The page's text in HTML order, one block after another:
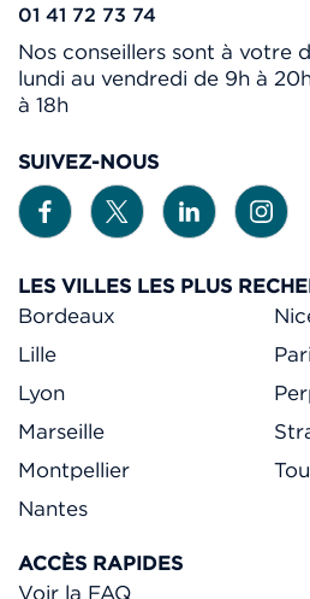
01 41 72 73 74
Nos conseillers sont à votre
lundi au vendredi de 9h à
à 18h
SUIVEZ-NOUS
LES VILLES LES PLUS
Bordeaux
Lille
Lyon
Marseille
Montpellier
Nantes
ACCÈS RAPIDES
Voir la FAQ